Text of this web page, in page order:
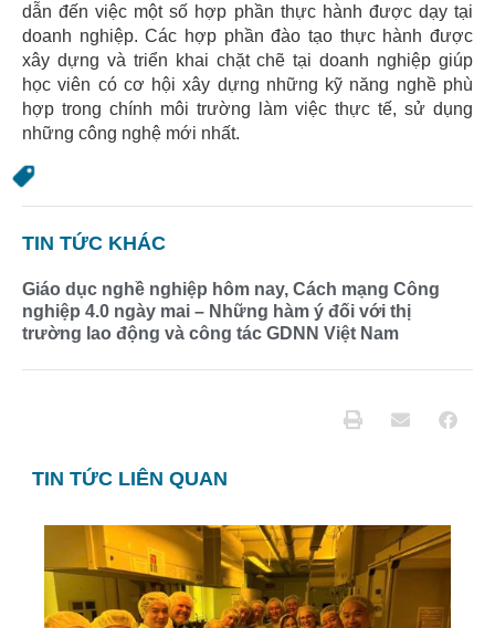
dẫn đến việc một số hợp phần thực hành được dạy tại
doanh nghiệp. Các hợp phần đào tạo thực hành được
xây dựng và triển khai chặt chẽ tại doanh nghiệp giúp
học viên có cơ hội xây dựng những kỹ năng nghề phù
hợp trong chính môi trường làm việc thực tế, sử dụng
những công nghệ mới nhất.
TIN TỨC KHÁC
Giáo dục nghề nghiệp hôm nay, Cách mạng Công
nghiệp 4.0 ngày mai – Những hàm ý đối với thị
trường lao động và công tác GDNN Việt Nam
TIN TỨC LIÊN QUAN